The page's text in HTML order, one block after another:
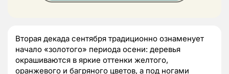
Вторая декада сентября традиционно ознаменует
начало «золотого» периода осени: деревья
окрашиваются в яркие оттенки желтого,
оранжевого и багряного цветов, а под ногами